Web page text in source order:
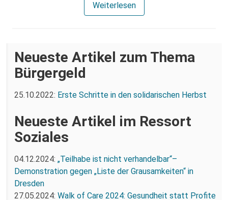
Weiterlesen
Neueste Artikel zum Thema
Bürgergeld
25.10.2022: Erste Schritte in den solidarischen Herbst
Neueste Artikel im Ressort
Soziales
04.12.2024: „Teilhabe ist nicht verhandelbar“–
Demonstration gegen „Liste der Grausamkeiten“ in
Dresden
27.05.2024: Walk of Care 2024: Gesundheit statt Profite